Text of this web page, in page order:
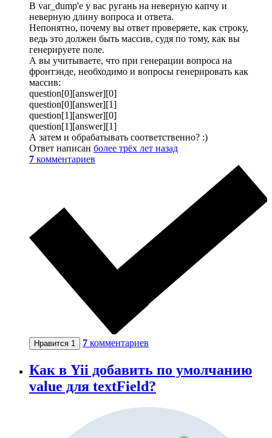
В var_dump'е у вас ругань на неверную капчу и
неверную длину вопроса и ответа.
Непонятно, почему вы ответ проверяете, как строку,
ведь это должен быть массив, судя по тому, как вы
генерируете поле.
А вы учитываете, что при генерации вопроса на
фронтэнде, необходимо и вопросы генерировать как
массив:
question[0][answer][0]
question[0][answer][1]
question[1][answer][0]
question[1][answer][1]
А затем и обрабатывать соответственно? :)
Ответ написан более трёх лет назад
7 комментариев
Нравится 1 7 комментариев
Как в Yii добавить по умолчанию
value для textField?